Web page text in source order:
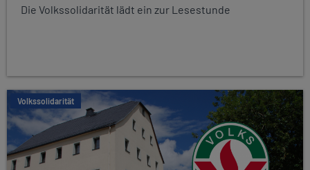
Die Volkssolidarität lädt ein zur Lesestunde
Volkssolidarität